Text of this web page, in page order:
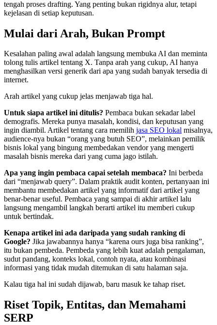
tengah proses drafting. Yang penting bukan rigidnya alur, tetapi
kejelasan di setiap keputusan.
Mulai dari Arah, Bukan Prompt
Kesalahan paling awal adalah langsung membuka AI dan meminta
tolong tulis artikel tentang X. Tanpa arah yang cukup, AI hanya
menghasilkan versi generik dari apa yang sudah banyak tersedia di
internet.
Arah artikel yang cukup jelas menjawab tiga hal.
Untuk siapa artikel ini ditulis? Pembaca bukan sekadar label
demografis. Mereka punya masalah, kondisi, dan keputusan yang
ingin diambil. Artikel tentang cara memilih jasa SEO lokal misalnya,
audience-nya bukan “orang yang butuh SEO”, melainkan pemilik
bisnis lokal yang bingung membedakan vendor yang mengerti
masalah bisnis mereka dari yang cuma jago istilah.
Apa yang ingin pembaca capai setelah membaca? Ini berbeda
dari “menjawab query”. Dalam praktik audit konten, pertanyaan ini
membantu membedakan artikel yang informatif dari artikel yang
benar-benar useful. Pembaca yang sampai di akhir artikel lalu
langsung mengambil langkah berarti artikel itu memberi cukup
untuk bertindak.
Kenapa artikel ini ada daripada yang sudah ranking di
Google? Jika jawabannya hanya “karena ours juga bisa ranking”,
itu bukan pembeda. Pembeda yang lebih kuat adalah pengalaman,
sudut pandang, konteks lokal, contoh nyata, atau kombinasi
informasi yang tidak mudah ditemukan di satu halaman saja.
Kalau tiga hal ini sudah dijawab, baru masuk ke tahap riset.
Riset Topik, Entitas, dan Memahami
SERP